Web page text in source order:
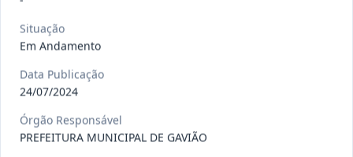
026-2026-
DL
Dispensa
fornecimento de insumos odonto
Situação:
Situação
Em Andamento
Data Publicação
24/07/2024
Órgão Responsável
PREFEITURA MUNICIPAL DE GAVIÃO